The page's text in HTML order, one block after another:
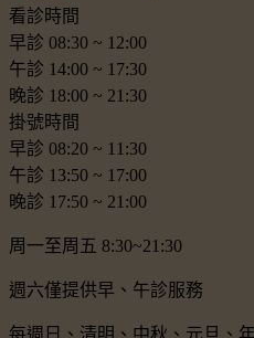
看診時間
早診 08:30 ~ 12:00
午診 14:00 ~ 17:30
晚診 18:00 ~ 21:30
掛號時間
早診 08:20 ~ 11:30
午診 13:50 ~ 17:00
晚診 17:50 ~ 21:00
周一至周五 8:30~21:30
週六僅提供早、午診服務
每週日、清明、中秋、元旦、